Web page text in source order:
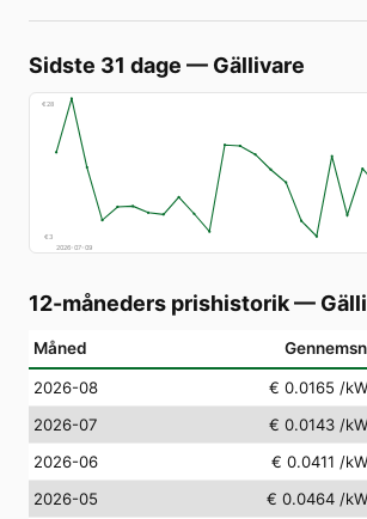
Sidste 31 dage — Gällivare
€28
€3
2026-07-09
12-måneders prishistorik—
Måned
2026-08 € 0.0165 /
2026-07
€ 0.0143 /
2026-06
€ 0.0411 /
2026-05
€ 0.0464 /